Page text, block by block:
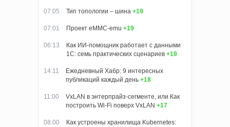
07:05 Тип топологии – шина +19
07:01 Проект eMMC-emu +19
06:13
Как ИИ-помощник работает с данными
1С: семь практических сценариев +19
14:11
Ежедневный Хабр: 9 интересных
публикаций каждый день +18
11:00
VxLAN в энтерпрайз-сегменте, или Как
построить Wi-Fi поверх VxLAN +17
08:00
Как устроены хранилища Kubernetes: